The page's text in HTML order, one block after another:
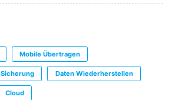
Mobile Übertragen
Sicherung Daten Wiederherstellen
Cloud